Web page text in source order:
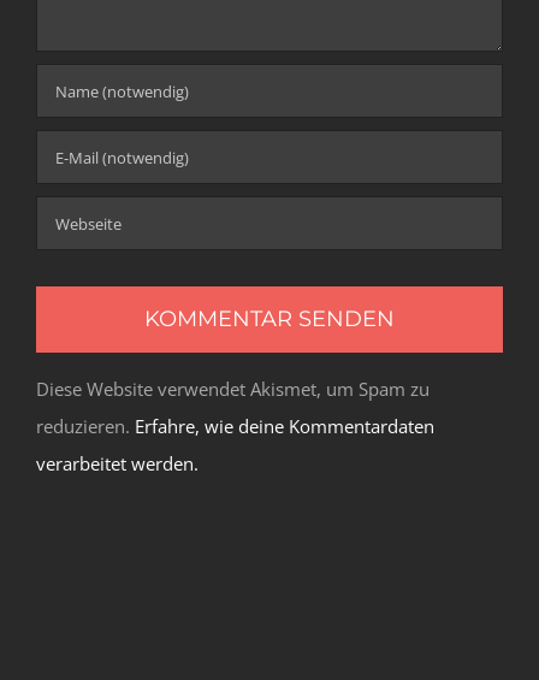
Diese Website verwendet Akismet, um Spam zu
reduzieren. Erfahre, wie deine Kommentardaten
verarbeitet werden.